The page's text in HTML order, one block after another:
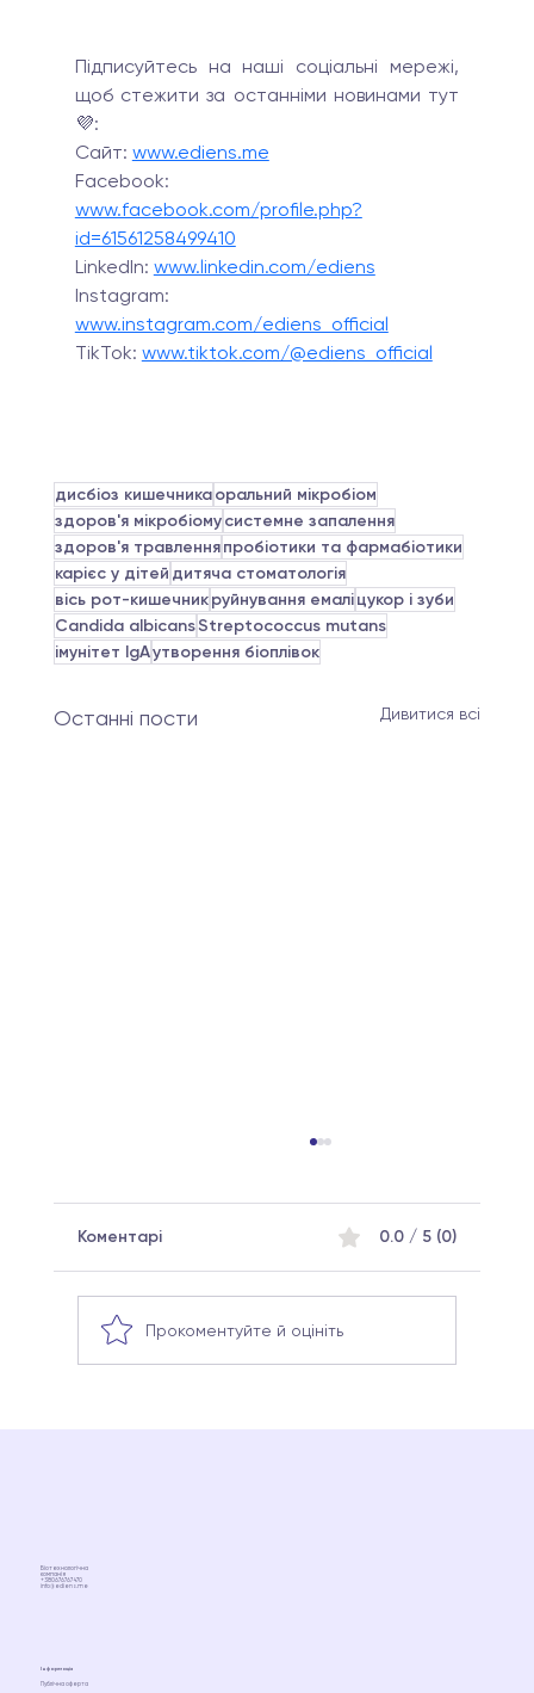
Підписуйтесь на наші соціальні мережі,
щоб стежити за останніми новинами тут
💜:
Сайт: www.ediens.me
www.facebook.com/profile.php?
id=61561258499410
LinkedIn: www.linkedin.com/ediens
www.instagram.com/ediens_official
TikTok: www.tiktok.com/@ediens_official
дисбіоз кишечникаоральний мікробіом
здоров'я мікробіомусистемне запалення
здоров'я травленняпробіотики та фармабіотики
карієс у дітей дитяча стоматологія
вісь рот-кишечникруйнування емаліцукор і зуби
Candida albicansStreptococcus mutans
імунітет IgAутворення біоплівок
Останні пости Дивитися всі
Коментарі 0.0 / 5 (0)
Прокоментуйте й оцініть
Біотехнологічна
компанія
+380676767470
info@ediens.me
Інформація
Публічна оферта